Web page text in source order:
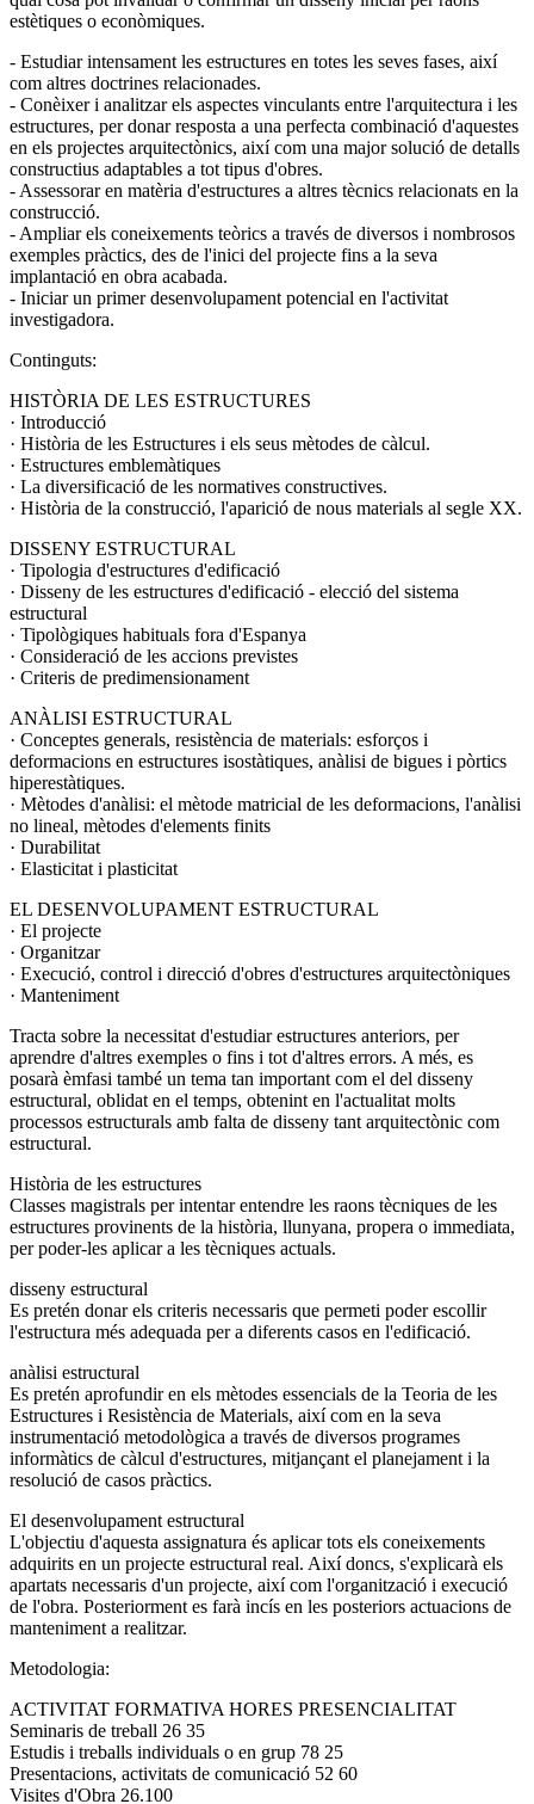
estètiques o econòmiques.
- Estudiar intensament les estructures en totes les seves fases, així
com altres doctrines relacionades.
- Conèixer i analitzar els aspectes vinculants entre l'arquitectura i les
estructures, per donar resposta a una perfecta combinació d'aquestes
en els projectes arquitectònics, així com una major solució de detalls
constructius adaptables a tot tipus d'obres.
- Assessorar en matèria d'estructures a altres tècnics relacionats en la
construcció.
- Ampliar els coneixements teòrics a través de diversos i nombrosos
exemples pràctics, des de l'inici del projecte fins a la seva
implantació en obra acabada.
- Iniciar un primer desenvolupament potencial en l'activitat
investigadora.
Continguts:
HISTÒRIA DE LES ESTRUCTURES
· Introducció
· Història de les Estructures i els seus mètodes de càlcul.
· Estructures emblemàtiques
· La diversificació de les normatives constructives.
· Història de la construcció, l'aparició de nous materials al segle XX.
DISSENY ESTRUCTURAL
· Tipologia d'estructures d'edificació
· Disseny de les estructures d'edificació - elecció del sistema
estructural
· Tipològiques habituals fora d'Espanya
· Consideració de les accions previstes
· Criteris de predimensionament
ANÀLISI ESTRUCTURAL
· Conceptes generals, resistència de materials: esforços i
deformacions en estructures isostàtiques, anàlisi de bigues i pòrtics
hiperestàtiques.
· Mètodes d'anàlisi: el mètode matricial de les deformacions, l'anàlisi
no lineal, mètodes d'elements finits
· Durabilitat
· Elasticitat i plasticitat
EL DESENVOLUPAMENT ESTRUCTURAL
· El projecte
· Organitzar
· Execució, control i direcció d'obres d'estructures arquitectòniques
· Manteniment
Tracta sobre la necessitat d'estudiar estructures anteriors, per
aprendre d'altres exemples o fins i tot d'altres errors. A més, es
posarà èmfasi també un tema tan important com el del disseny
estructural, oblidat en el temps, obtenint en l'actualitat molts
processos estructurals amb falta de disseny tant arquitectònic com
estructural.
Història de les estructures
Classes magistrals per intentar entendre les raons tècniques de les
estructures provinents de la història, llunyana, propera o immediata,
per poder-les aplicar a les tècniques actuals.
disseny estructural
Es pretén donar els criteris necessaris que permeti poder escollir
l'estructura més adequada per a diferents casos en l'edificació.
anàlisi estructural
Es pretén aprofundir en els mètodes essencials de la Teoria de les
Estructures i Resistència de Materials, així com en la seva
instrumentació metodològica a través de diversos programes
informàtics de càlcul d'estructures, mitjançant el planejament i la
resolució de casos pràctics.
El desenvolupament estructural
L'objectiu d'aquesta assignatura és aplicar tots els coneixements
adquirits en un projecte estructural real. Així doncs, s'explicarà els
apartats necessaris d'un projecte, així com l'organització i execució
de l'obra. Posteriorment es farà incís en les posteriors actuacions de
manteniment a realitzar.
Metodologia:
ACTIVITAT FORMATIVA HORES PRESENCIALITAT
Seminaris de treball 26 35
Estudis i treballs individuals o en grup 78 25
Presentacions, activitats de comunicació 52 60
Visites d'Obra 26.100